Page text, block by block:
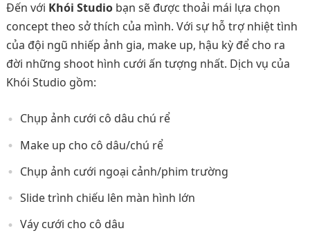
Đến với Khói Studiobạn sẽ được thoải mái lựa chọn
concept theo sở thích của mình. Với sự hỗ trợ nhiệt tình
của đội ngũ nhiếp ảnh gia, make up, hậu kỳ để cho ra
đời những shoot hình cưới ấn tượng nhất. Dịch vụ của
Khói Studio gồm:
Chụp ảnh cưới cô dâu chú rể
Make up cho cô dâu/chú rể
Chụp ảnh cưới ngoại cảnh/phim trường
Slide trình chiếu lên màn hình lớn
Váy cưới cho cô dâu